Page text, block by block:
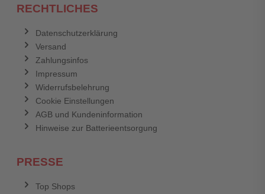
RECHTLICHES
Datenschutzerklärung
Versand
Zahlungsinfos
Impressum
Widerrufsbelehrung
Cookie Einstellungen
AGB und Kundeninformation
Hinweise zur Batterieentsorgung
PRESSE
Top Shops